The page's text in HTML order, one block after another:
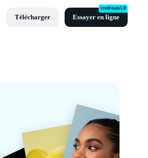
Télécharger Essayer en ligne
seedream5.0